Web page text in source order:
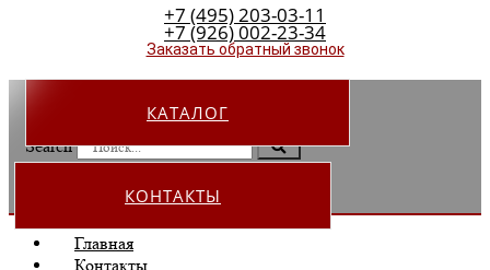
+7 (495) 203-03-11
+7 (926) 002-23-34
Заказать обратный звонок
КАТАЛОГ
Search
КОНТАКТЫ
Главная
Контакты